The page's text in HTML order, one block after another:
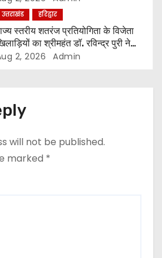
उत्तराखंड हरिद्वार
स्तरीय शतरंज प्रतियोगिता के विजेता
का श्रीमहंत डॉ. रविन्द्र पुरी ने
सम्मान
2, 2026 Admin
will not be published.
marked *